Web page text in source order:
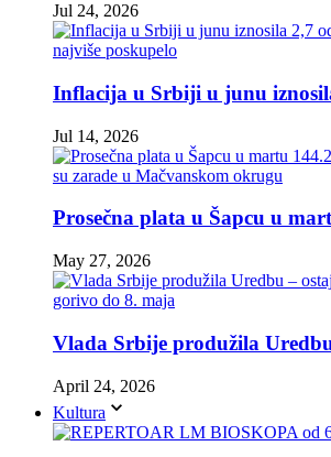
Jul 24, 2026
Inflacija u Srbiji u junu
Jul 14, 2026
Prosečna plata u Šapcu u
May 27, 2026
Vlada Srbije produžila
April 24, 2026
Kultura